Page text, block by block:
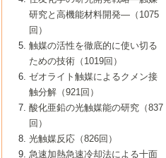
2：大学・研究所編
7号 サブナノレベルでみた新しい表面現象
8号 オレフィン重合触媒の新たな展
6号 第92回触媒討論会
7号 基礎化学品製造の触媒技術
8号 資源の循環と触媒技術
6号 第90回触媒討論会
7号 触媒研究と学術雑誌/情報
8号 若い世代からみた触媒化学の現状と未
4号 水素製造・利用の触媒化学
5号 触媒研究における新しい切り口：コン
ビナトリアルケミストリー
6号 第88回触媒討論会特集号
7号 企業における触媒研究のブレークスル
8号 この材料を触媒として使ってみません
3号 反応ダイナミクス
5号 触媒のおもしろさをどのように伝える
6号 第86回触媒討論会
7号 水素化精製触媒の新しい展開
8号 新しい反応性と機能性を目指した金属
クラスタ-化学
2号 第83回触媒討論会
3号 均一系触媒反応最前線
4号 実用炭素材料の新展開
5号 研究の方法論を考える
7号 機能性金属材料と触媒
8号 触媒研究へのNMRの応用と展望
進展と21世紀への提言/創立40周年記念・触
媒学会この10年の歩みとこれから/創立40周
2号 第81回触媒討論会
3号 計算機触媒化学へのさそい
4号 触媒劣化の制御と予測
5号 最新の実用プロセスと触媒
6号 第82回触媒討論会
1号 均一系と不均一系触媒反応-その特徴と
接点
2号 第79回触媒討論会
3号 最新NO除去触媒の実用化研究
4号 新しい反応場を目指した触媒調製
5号 反応・分離技術の新しい展開
6号 第80回触媒討論会
▼38巻（1996年）
1号 触媒の構造と触媒作用/C1化学を中心と
する21世紀への触媒
3号 オリンピックメダル:金・銀・銅はどん
な触媒作用を示すか
4号 触媒作用における機能の複合化
▼37巻（1995年）
1号 ファインケミカルズと固体触媒
2号 第75回触媒討論会
3号 希土類を利用した触媒
4号 触媒とリサイクル
5号 エネルギー変換触媒
▼36巻（1994年）
1号 電気化学と触媒
2号 第73回触媒討論会
3号 C4化学の展開
4号 《通常号》
▼35巻（1993年）
1号 工業触媒開発マニュアル―探索から工
業化まで
2号 第71回触媒討論会
▼34巻（1992年）
1号 インパクトを与えたこの研究
2号 第69回触媒討論会
▼33巻（1991年）
1号 触媒プロセス開発マニュアル―探索か
▼32巻（1990年）
研究と高機能材料開発―（1075
回）
触媒の活性を徹底的に使い切る
ための技術（1019回）
ゼオライト触媒によるクメン接
触分解（921回）
酸化亜鉛の光触媒能の研究（837
回）
光触媒反応（826回）
急速加熱急速冷却法による十面